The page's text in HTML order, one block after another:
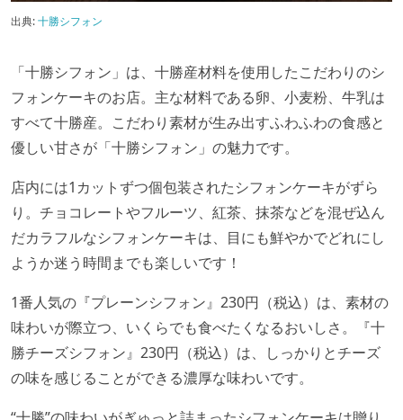
出典:十勝シフォン
「十勝シフォン」は、十勝産材料を使用したこだわりのシ
フォンケーキのお店。主な材料である卵、小麦粉、牛乳は
すべて十勝産。こだわり素材が生み出すふわふわの食感と
優しい甘さが「十勝シフォン」の魅力です。
店内には1カットずつ個包装されたシフォンケーキがずら
り。チョコレートやフルーツ、紅茶、抹茶などを混ぜ込ん
だカラフルなシフォンケーキは、目にも鮮やかでどれにし
ようか迷う時間までも楽しいです！
1番人気の『プレーンシフォン』230円（税込）は、素材の
味わいが際立つ、いくらでも食べたくなるおいしさ。『十
勝チーズシフォン』230円（税込）は、しっかりとチーズ
の味を感じることができる濃厚な味わいです。